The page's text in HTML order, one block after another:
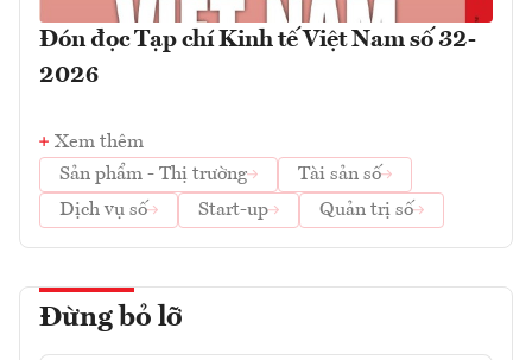
Đón đọc Tạp chí Kinh tế Việt Nam số 32-
2026
Xem thêm
Sản phẩm - Thị trường
Tài sản số
Dịch vụ số
Start-up Quản trị số
Đừng bỏ lỡ